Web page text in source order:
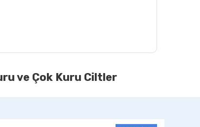
ve Çok Kuru Ciltler